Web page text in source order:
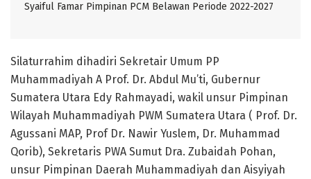
Syaiful Famar Pimpinan PCM Belawan Periode 2022-2027
Silaturrahim dihadiri Sekretair Umum PP
Muhammadiyah A Prof. Dr. Abdul Mu’ti, Gubernur
Sumatera Utara Edy Rahmayadi, wakil unsur Pimpinan
Wilayah Muhammadiyah PWM Sumatera Utara ( Prof. Dr.
Agussani MAP, Prof Dr. Nawir Yuslem, Dr. Muhammad
Qorib), Sekretaris PWA Sumut Dra. Zubaidah Pohan,
unsur Pimpinan Daerah Muhammadiyah dan Aisyiyah